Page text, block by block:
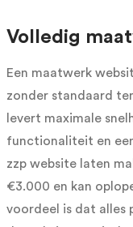
Volledig
Een maatwerk
zonder standaard
levert maximale
functionaliteit en
zzp website laten
€3.000 en kan
voordeel is dat alles